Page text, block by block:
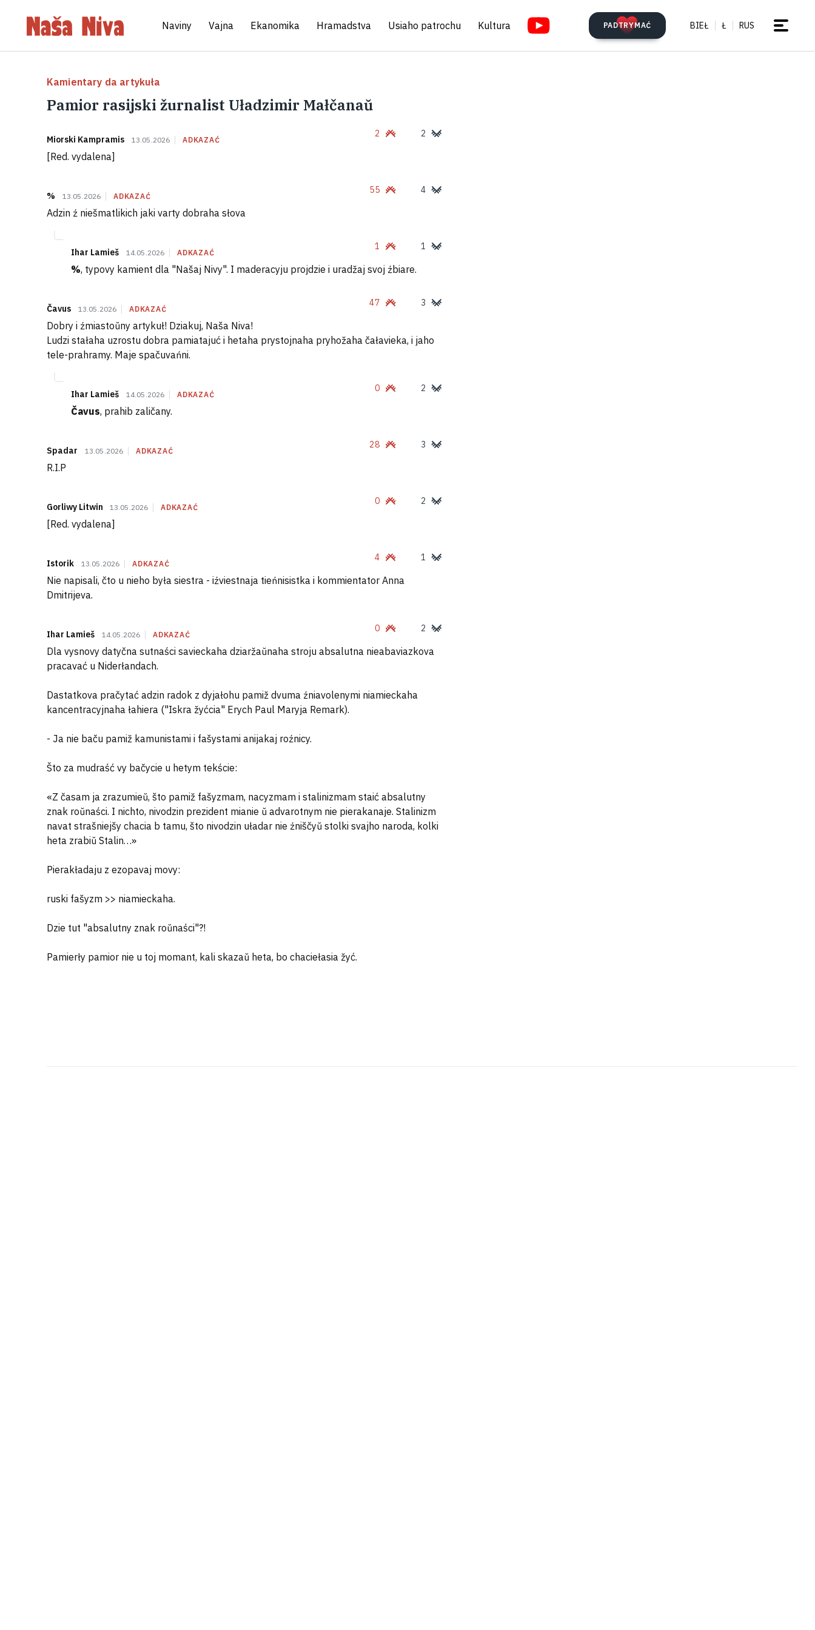
Naviny Vajna Ekanomika Hramadstva Usiaho patrochu Kultura PADTRYMAĆ BIEŁ Ł RUS
Kamientary da artykuła
Pamior rasijski žurnalist Uładzimir Małčanaŭ
Miorski Kampramis 13.05.2026 ADKAZAĆ
2 2
[Red. vydalena]
% 13.05.2026 ADKAZAĆ
55 4
Adzin ź niešmatlikich jaki varty dobraha słova
Ihar Lamieš 14.05.2026 ADKAZAĆ
1 1
%, typovy kamient dla "Našaj Nivy". I maderacyju projdzie i uradžaj svoj źbiare.
Čavus 13.05.2026 ADKAZAĆ
47 3
Dobry i źmiastoŭny artykuł! Dziakuj, Naša Niva!
Ludzi stałaha uzrostu dobra pamiatajuć i hetaha prystojnaha pryhožaha čałavieka, i jaho
tele-prahramy. Maje spačuvańni.
Ihar Lamieš 14.05.2026 ADKAZAĆ
0 2
Čavus, prahib zaličany.
Spadar 13.05.2026 ADKAZAĆ
28 3
R.I.P
Gorliwy Litwin 13.05.2026 ADKAZAĆ
0 2
[Red. vydalena]
Istorik 13.05.2026 ADKAZAĆ
4 1
Nie napisali, čto u nieho była siestra - iźviestnaja tieńnisistka i kommientator Anna
Dmitrijeva.
Ihar Lamieš 14.05.2026 ADKAZAĆ
0 2
Dla vysnovy datyčna sutnaści savieckaha dziaržaŭnaha stroju absalutna nieabaviazkova
pracavać u Niderłandach.
Dastatkova pračytać adzin radok z dyjałohu pamiž dvuma źniavolenymi niamieckaha
kancentracyjnaha łahiera ("Iskra žyćcia" Erych Paul Maryja Remark).
- Ja nie baču pamiž kamunistami i fašystami anijakaj roźnicy.
Što za mudraść vy bačycie u hetym tekście:
«Z časam ja zrazumieŭ, što pamiž fašyzmam, nacyzmam i stalinizmam staić absalutny
znak roŭnaści. I nichto, nivodzin prezident mianie ŭ advarotnym nie pierakanaje. Stalinizm
navat strašniejšy chacia b tamu, što nivodzin uładar nie źniščyŭ stolki svajho naroda, kolki
heta zrabiŭ Stalin…»
Pierakładaju z ezopavaj movy:
ruski fašyzm >> niamieckaha.
Dzie tut "absalutny znak roŭnaści"?!
Pamierły pamior nie u toj momant, kali skazaŭ heta, bo chaciełasia žyć.